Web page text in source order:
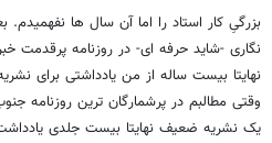
بزرگیِ کار استاد را اما آن سال ها نفهمیدم.
نگاری -شاید حرفه ای- در روزنامه پرقدمت
نهایتا بیست ساله از من یادداشتی برای
وقتی مطالبم در پرشمارگان ترین روزنامه
یک نشریه ضعیف نهایتا بیست جلدی